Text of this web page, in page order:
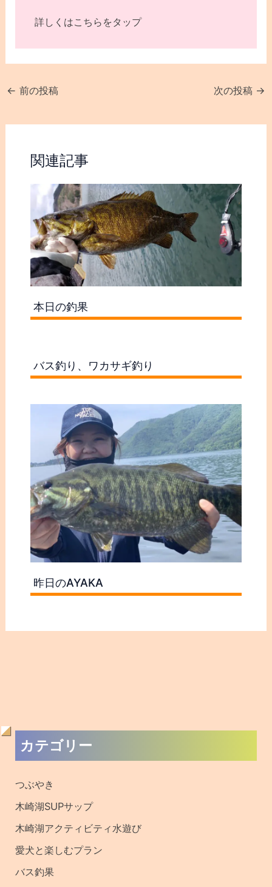
詳しくはこちらをタップ
← 前の投稿 次の投稿 →
関連記事
本日の釣果
バス釣り、ワカサギ釣り
昨日のAYAKA
カテゴリー
つぶやき
木崎湖SUPサップ
木崎湖アクティビティ水遊び
愛犬と楽しむプラン
バス釣果
去
・
釣
果